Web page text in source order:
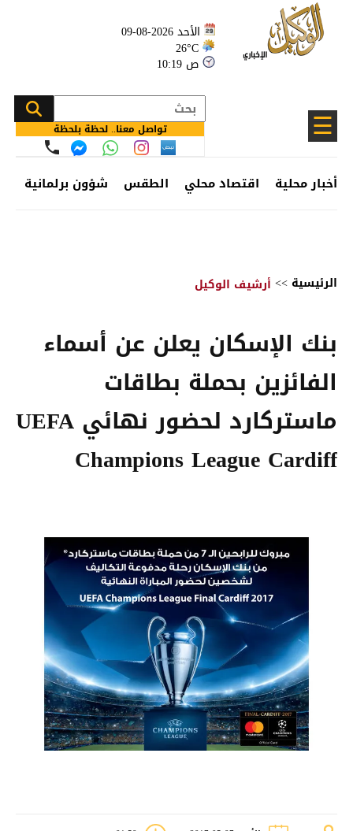
الأحد 2026-08-09
26°C
10:19 ص
☰ تواصل معنا.. لحظة بلحظة
أخبار محلية اقتصاد محلي الطقس شؤون برلمانية
الرئيسية >> أرشيف الوكيل
بنك الإسكان يعلن عن أسماء
الفائزين بحملة بطاقات
ماستركارد لحضور نهائي UEFA
Champions League Cardiff